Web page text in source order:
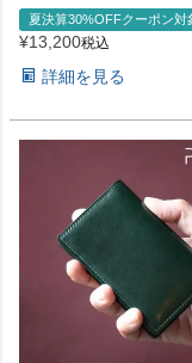
夏決算30%OFFクーポン対
¥13,200税込
詳細を見る